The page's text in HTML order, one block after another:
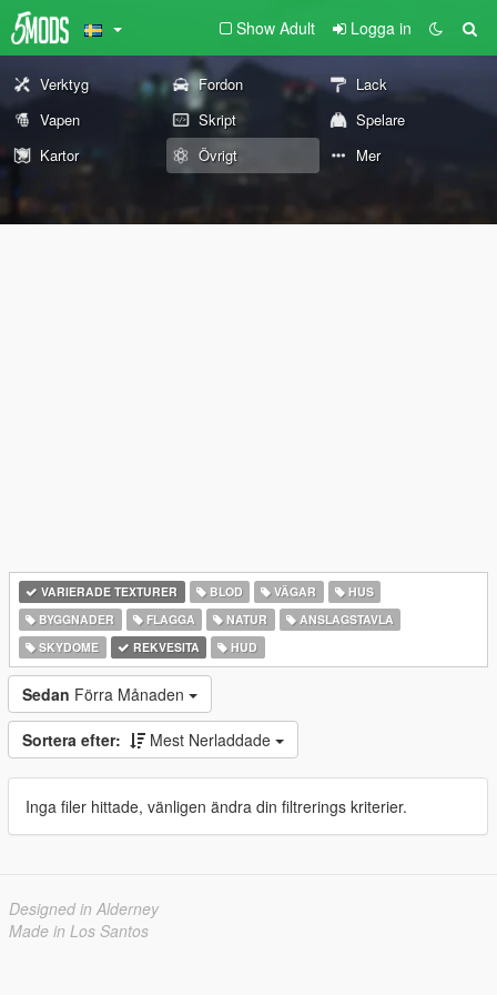
Show Adult Logga in
Verktyg Fordon
Lack
Vapen
Skript
Spelare
Kartor
Övrigt Mer
VARIERADE TEXTURER BLOD VÄGAR
HUS
BYGGNADER
FLAGGA NATUR
ANSLAGSTAVLA
SKYDOME
REKVESITA HUD
Sedan Förra Månaden
Sortera efter: Mest Nerladdade
Inga filer hittade, vänligen ändra din filtrerings kriterier.
Designed in Alderney
Made in Los Santos